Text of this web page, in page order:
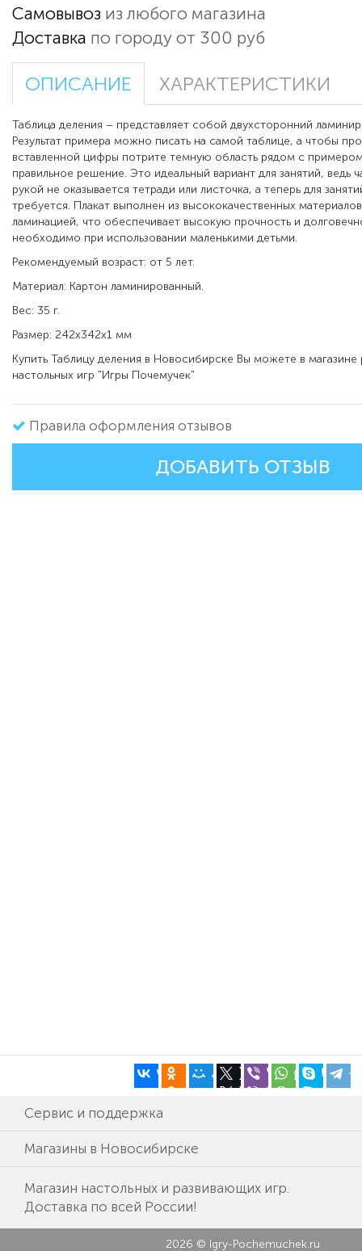
Самовывоз из любого магазина
Доставка по городу от 300 руб
ОПИСАНИЕ ХАРАКТЕРИСТИКИ
Таблица деления – представляет собой двухсторонний
Результат примера можно писать на самой таблице, а чтобы
вставленной цифры потрите темную область рядом с
правильное решение. Это идеальный вариант для занятий, ведь
рукой не оказывается тетради или листочка, а теперь для
требуется. Плакат выполнен из высококачественных
ламинацией, что обеспечивает высокую прочность и
необходимо при использовании маленькими детьми.
Рекомендуемый возраст: от 5 лет.
Материал: Картон ламинированный.
Вес: 35 г.
Размер: 242х342х1 мм
Купить Таблицу деления в Новосибирске Вы можете в
настольных игр "Игры Почемучек"
Правила оформления отзывов
ДОБАВИТЬ ОТЗЫВ
Сервис и поддержка
Магазины в Новосибирске
Магазин настольных и развивающих игр.
Доставка по всей России!
2026 © Igry-Pochemuchek.ru